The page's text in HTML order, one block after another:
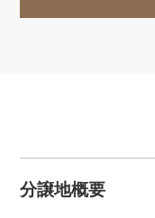
分譲地概要